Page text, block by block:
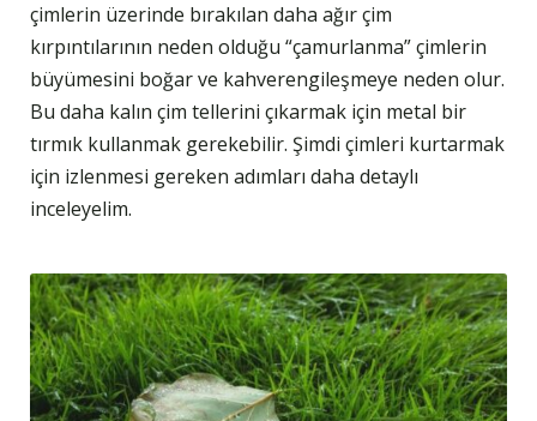
çimlerin üzerinde bırakılan daha ağır çim
kırpıntılarının neden olduğu “çamurlanma” çimlerin
büyümesini boğar ve kahverengileşmeye neden olur.
Bu daha kalın çim tellerini çıkarmak için metal bir
tırmık kullanmak gerekebilir. Şimdi çimleri kurtarmak
için izlenmesi gereken adımları daha detaylı
inceleyelim.